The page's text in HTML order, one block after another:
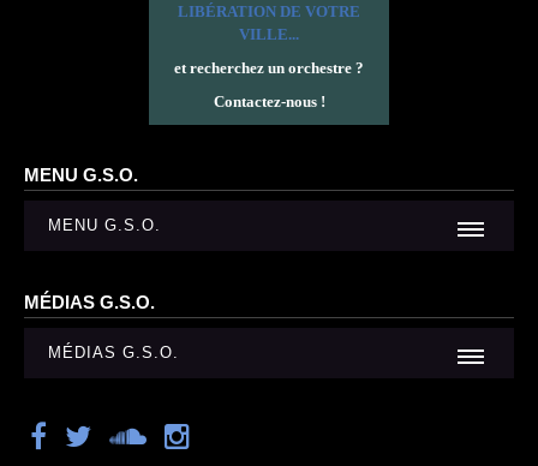
LIBÉRATION DE VOTRE
VILLE...
et recherchez un orchestre ?
Contactez-nous !
MENU G.S.O.
MENU G.S.O.
MÉDIAS G.S.O.
MÉDIAS G.S.O.